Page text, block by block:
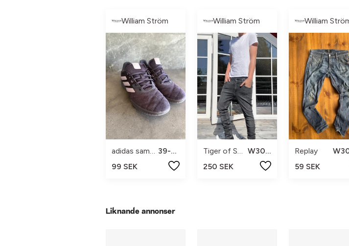
William Ström
adidas sambas
39-40
99 SEK
William Ström
Tiger of Sweden
W30L32
250 SEK
William
Replay
59 SEK
Liknande annonser